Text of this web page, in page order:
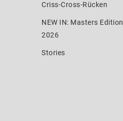
Criss-Cross-Rücken
NEW IN: Masters Edition
2026
Stories